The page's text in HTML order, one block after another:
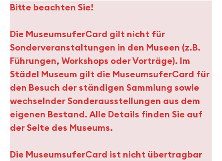
Bitte beachten Sie!
Die MuseumsuferCard gilt nicht für
Sonderveranstaltungen in den Museen (z.B.
Führungen, Workshops oder Vorträge). Im
Städel Museum gilt die MuseumsuferCard für
den Besuch der ständigen Sammlung sowie
wechselnder Sonderausstellungen aus dem
eigenen Bestand. Alle Details finden Sie auf
der Seite des Museums.
Die MuseumsuferCard ist nicht übertragbar